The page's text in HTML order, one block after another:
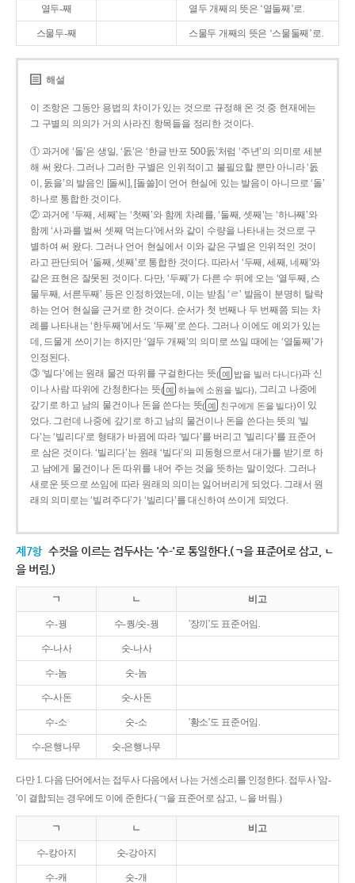
열두-째 열두 개째의 뜻은 ‘열둘째’로.
스물두-째 스물두 개째의 뜻은 ‘스물둘째’로.
해설
이 조항은 그동안 용법의 차이가 있는 것으로 규정해 온 것 중 현재에는
그 구별의 의의가 거의 사라진 항목들을 정리한 것이다.
① 과거에 ‘돌’은 생일, ‘돐’은 ‘한글 반포 500돐’처럼 ‘주년’의 의미로 세분
해 써 왔다. 그러나 그러한 구별은 인위적이고 불필요할 뿐만 아니라 ‘돐
이, 돐을’의 발음인 [돌씨], [돌쓸]이 언어 현실에 있는 발음이 아니므로 ‘돌’
하나로 통합한 것이다.
② 과거에 ‘두째, 세째’는 ‘첫째’와 함께 차례를, ‘둘째, 셋째’는 ‘하나째’와
함께 ‘사과를 벌써 셋째 먹는다’에서와 같이 수량을 나타내는 것으로 구
별하여 써 왔다. 그러나 언어 현실에서 이와 같은 구별은 인위적인 것이
라고 판단되어 ‘둘째, 셋째’로 통합한 것이다. 따라서 ‘두째, 세째, 네째’와
같은 표현은 잘못된 것이다. 다만, ‘두째’가 다른 수 뒤에 오는 ‘열두째, 스
물두째, 서른두째’ 등은 인정하였는데, 이는 받침 ‘ㄹ’ 발음이 분명히 탈락
하는 언어 현실을 근거로 한 것이다. 순서가 첫 번째나 두 번째쯤 되는 차
례를 나타내는 ‘한두째’에서도 ‘두째’로 쓴다. 그러나 이에도 예외가 있는
데, 드물게 쓰이기는 하지만 ‘열두 개째’의 의미로 쓰일 때에는 ‘열둘째’가
인정된다.
③ ‘빌다’에는 원래 물건 따위를 구걸한다는 뜻( 예 밥을 빌러 다니다)과 신
이나 사람 따위에 간청한다는 뜻( 예 하늘에 소원을 빌다), 그리고 나중에
갚기로 하고 남의 물건이나 돈을 쓴다는 뜻( 예 친구에게 돈을 빌다)이 있
었다. 그런데 나중에 갚기로 하고 남의 물건이나 돈을 쓴다는 뜻의 ‘빌
다’는 ‘빌리다’로 형태가 바뀜에 따라 ‘빌다’를 버리고 ‘빌리다’를 표준어
로 삼은 것이다. ‘빌리다’는 원래 ‘빌다’의 피동형으로서 대가를 받기로 하
고 남에게 물건이나 돈 따위를 내어 주는 것을 뜻하는 말이었다. 그러나
새로운 뜻으로 쓰임에 따라 원래의 의미는 잃어버리게 되었다. 그래서 원
래의 의미로는 ‘빌려주다’가 ‘빌리다’를 대신하여 쓰이게 되었다.
제7항 수컷을 이르는 접두사는 '수-'로 통일한다.(ㄱ을 표준어로 삼고, ㄴ
을 버림.)
ㄱ ㄴ 비고
수-꿩 수-퀑/숫-꿩 '장끼'도 표준어임.
수-나사 숫-나사
수-놈 숫-놈
수-사돈 숫-사돈
수-소 숫-소 '황소'도 표준어임.
수-은행나무 숫-은행나무
다만 1. 다음 단어에서는 접두사 다음에서 나는 거센소리를 인정한다. 접두사 '암-
'이 결합되는 경우에도 이에 준한다.(ㄱ을 표준어로 삼고, ㄴ을 버림.)
ㄱ ㄴ 비고
수-캉아지 숫-강아지
수-캐 숫-개